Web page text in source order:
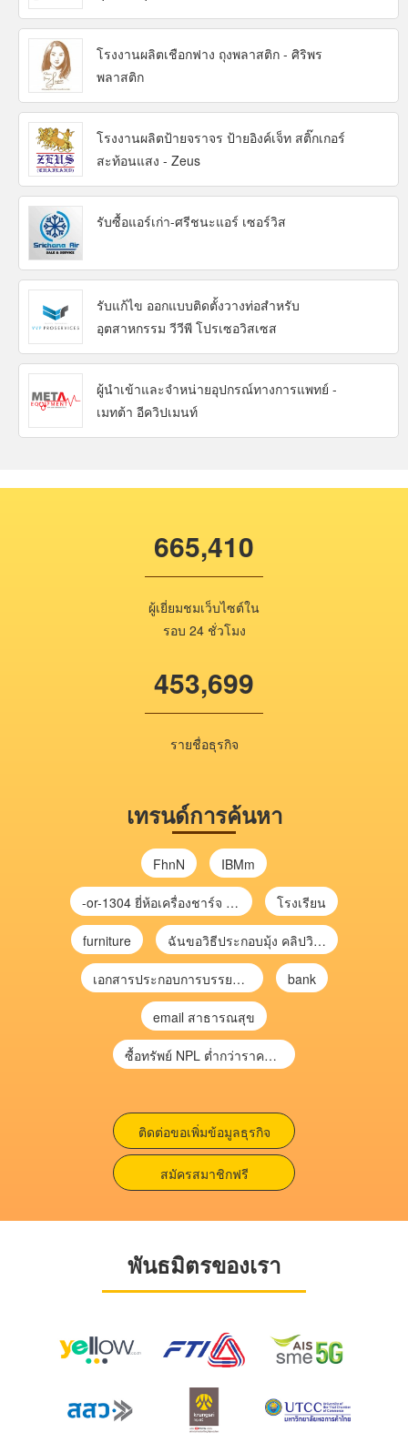
โรงงานผลิตเชือกฟาง ถุงพลาสติก - ศิริพร
พลาสติก
โรงงานผลิตป้ายจราจร ป้ายอิงค์เจ็ท สติ๊กเกอร์
สะท้อนแสง - Zeus
รับซื้อแอร์เก่า-ศรีชนะแอร์ เซอร์วิส
รับแก้ไข ออกแบบติดตั้งวางท่อสำหรับ
อุตสาหกรรม วีวีพี โปรเซอวิสเซส
ผู้นำเข้าและจำหน่ายอุปกรณ์ทางการแพทย์ -
เมทต้า อีควิปเมนท์
665,410
ผู้เยี่ยมชมเว็บไซต์ใน
รอบ 24 ชั่วโมง
453,699
รายชื่อธุรกิจ
เทรนด์การค้นหา
FhnN IBMm
-or-1304 ยี่ห้อเครื่องชาร์จ chargecore โรงเรียน
furniture ฉันขอวิธีประกอบมุ้ง คลิปวิดีโอ การประกอบมุ้ง
เอกสารประกอบการบรรยาย การประเมินความเสี่ยงเพื่อวางแผนการตรวจสอบ \ bank
email สาธารณสุข
ซื้อทรัพย์ NPL ต่ำกว่าราคาตลาด 30-70% แบบไม่ต้องไปประมูล”
ติดต่อขอเพิ่มข้อมูลธุรกิจ
สมัครสมาชิกฟรี
พันธมิตรของเรา